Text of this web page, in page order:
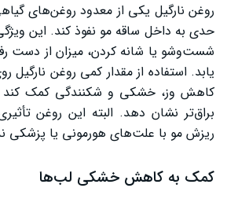
روغن نارگیل یکی از معدود روغن‌های
حدی به داخل ساقه مو نفوذ کند. این
شست‌وشو یا شانه کردن، میزان از دست
یابد. استفاده از مقدار کمی روغن نارگیل
کاهش وز، خشکی و شکنندگی کمک کند
براق‌تر نشان دهد. البته این روغن
ریزش مو با علت‌های هورمونی یا پزشکی
کمک به کاهش خشکی لب‌ها